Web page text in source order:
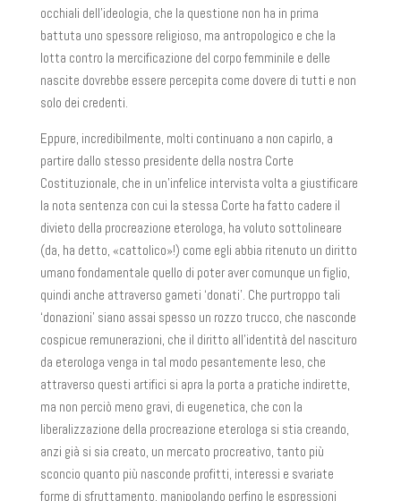
occhiali dell’ideologia, che la questione non ha in prima
battuta uno spessore religioso, ma antropologico e che la
lotta contro la mercificazione del corpo femminile e delle
nascite dovrebbe essere percepita come dovere di tutti e non
solo dei credenti.
Eppure, incredibilmente, molti continuano a non capirlo, a
partire dallo stesso presidente della nostra Corte
Costituzionale, che in un’infelice intervista volta a giustificare
la nota sentenza con cui la stessa Corte ha fatto cadere il
divieto della procreazione eterologa, ha voluto sottolineare
(da, ha detto, «cattolico»!) come egli abbia ritenuto un diritto
umano fondamentale quello di poter aver comunque un figlio,
quindi anche attraverso gameti ‘donati’. Che purtroppo tali
‘donazioni’ siano assai spesso un rozzo trucco, che nasconde
cospicue remunerazioni, che il diritto all’identità del nascituro
da eterologa venga in tal modo pesantemente leso, che
attraverso questi artifici si apra la porta a pratiche indirette,
ma non perciò meno gravi, di eugenetica, che con la
liberalizzazione della procreazione eterologa si stia creando,
anzi già si sia creato, un mercato procreativo, tanto più
sconcio quanto più nasconde profitti, interessi e svariate
forme di sfruttamento, manipolando perfino le espressioni